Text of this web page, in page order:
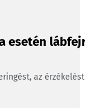
esetén
az